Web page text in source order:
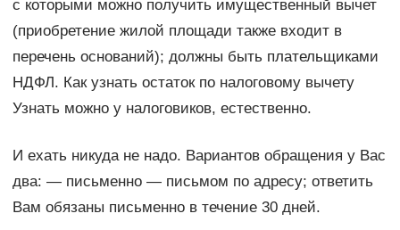
с которыми можно получить имущественный вычет
(приобретение жилой площади также входит в
перечень оснований); должны быть плательщиками
НДФЛ. Как узнать остаток по налоговому вычету
Узнать можно у налоговиков, естественно.
И ехать никуда не надо. Вариантов обращения у Вас
два: — письменно — письмом по адресу; ответить
Вам обязаны письменно в течение 30 дней.